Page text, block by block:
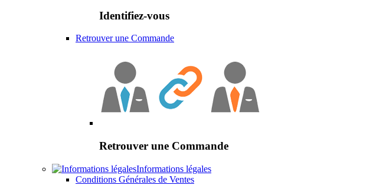
Identifiez-vous
Retrouver une Commande
Retrouver une Commande
Informations légales
Conditions Générales de Ventes